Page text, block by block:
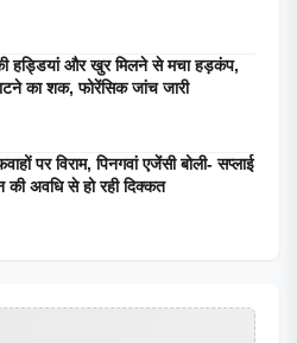
हड्डियां और खुर मिलने से मचा हड़कंप,
का शक, फोरेंसिक जांच जारी
पर विराम, पिनगवां एजेंसी बोली- सप्लाई
की अवधि से हो रही दिक्कत